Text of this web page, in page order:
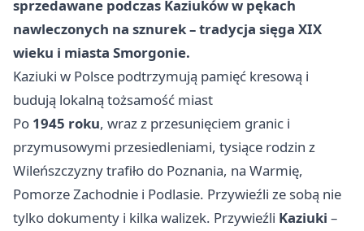
sprzedawane podczas Kaziuków w pękach
nawleczonych na sznurek – tradycja sięga XIX
wieku i miasta Smorgonie.
Kaziuki w Polsce podtrzymują pamięć kresową i
budują lokalną tożsamość miast
Po 1945 roku, wraz z przesunięciem granic i
przymusowymi przesiedleniami, tysiące rodzin z
Wileńszczyzny trafiło do Poznania, na Warmię,
Pomorze Zachodnie i Podlasie. Przywieźli ze sobą nie
tylko dokumenty i kilka walizek. Przywieźli Kaziuki –